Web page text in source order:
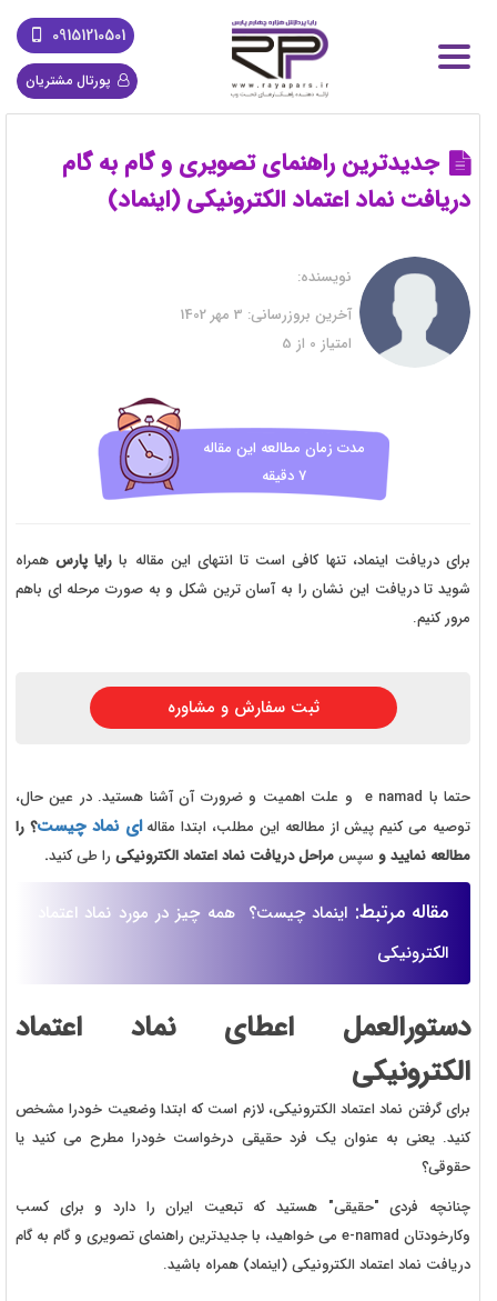
09151210501
پورتال مشتریان
جدیدترین راهنمای تصویری و گام به گام
دریافت نماد اعتماد الکترونیکی (اینماد)
نویسنده:
آخرین بروزرسانی:
امتیاز 0 از 5
مدت زمان مطالعه این مقاله
7 دقیقه
برای دریافت اینماد، تنها کافی است تا انتهای این مقاله با رایا پارسهمراه
شوید تا دریافت این نشان را به آسان ترین شکل و به صورت مرحله ای باهم
مرور کنیم.
ثبت سفارش و مشاوره
حتما با e namad و علت اهمیت و ضرورت آن آشنا هستید. در عین حال،
توصیه می کنیم پیش از مطالعه این مطلب، ابتدا مقالهای نماد چیست؟ را
مطالعه نمایید و سپسمراحل دریافت نماد اعتماد الکترونیکی را طی کنید.
مقاله مرتبط: اینماد چیست؟ همه چیز در مورد نماد اعتماد
الکترونیکی
دستورالعمل اعطای نماد اعتماد
الکترونیکی
برای گرفتن نماد اعتماد الکترونیکی، لازم است که ابتدا وضعیت خودرا مشخص
کنید. یعنی به عنوان یک فرد حقیقی درخواست خودرا مطرح می کنید یا
حقوقی؟
چنانچه فردی "حقیقی" هستید که تبعیت ایران را دارد و برای کسب
وکارخودتان e-namad می خواهید، با جدیدترین راهنمای تصویری و گام به گام
دریافت نماد اعتماد الکترونیکی (اینماد) همراه باشید.